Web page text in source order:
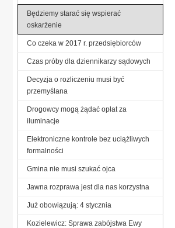
Będziemy starać się wspierać
oskarżenie
Co czeka w 2017 r. przedsiębiorców
Czas próby dla dziennikarzy sądowych
Decyzja o rozliczeniu musi być
przemyślana
Drogowcy mogą żądać opłat za
iluminacje
Elektroniczne kontrole bez uciążliwych
formalności
Gmina nie musi szukać ojca
Jawna rozprawa jest dla nas korzystna
Już obowiązują: 4 stycznia
Kozielewicz: Sprawa zabójstwa Ewy